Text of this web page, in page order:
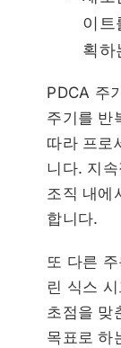
이트
획하
PDCA 주
주기를 반
따라 프로
니다. 지
조직 내에
합니다.
또 다른
린 식스
초점을 맞
목표로 하